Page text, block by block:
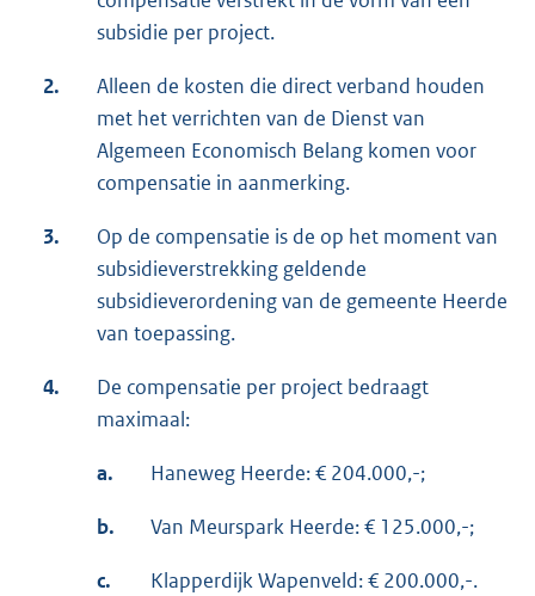
subsidie per project.
2.
Alleen de kosten die direct verband houden
met het verrichten van de Dienst van
Algemeen Economisch Belang komen voor
compensatie in aanmerking.
3.
Op de compensatie is de op het moment van
subsidieverstrekking geldende
subsidieverordening van de gemeente Heerde
van toepassing.
4.
De compensatie per project bedraagt
maximaal:
a. Haneweg Heerde: € 204.000,-;
b. Van Meurspark Heerde: € 125.000,-;
c. Klapperdijk Wapenveld: € 200.000,-.